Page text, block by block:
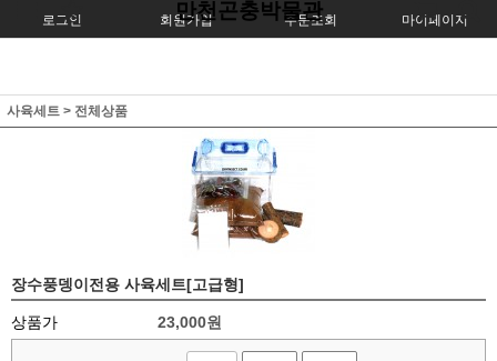
로그인 회원가입 주문조회 마이페이지
만천곤충박물관
사육세트 > 전체상품
장수풍뎅이전용 사육세트[고급형]
상품가 23,000원